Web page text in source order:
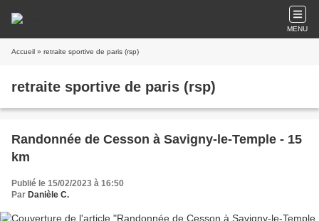
MENU
Accueil » retraite sportive de paris (rsp)
retraite sportive de paris (rsp)
Randonnée de Cesson à Savigny-le-Temple - 15
km
Publié le 15/02/2023 à 16:50
Par Danièle C.